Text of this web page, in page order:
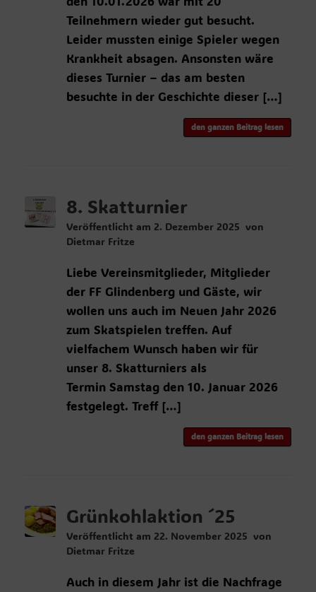
Teilnehmern wieder gut besucht.
Leider mussten einige Spieler wegen
Krankheit absagen. Ansonsten wäre
dieses Turnier – das am besten
besuchte in der Geschichte dieser […]
den ganzen Beitrag lesen
8. Skatturnier
Veröffentlicht am 2. Dezember 2025 von
Dietmar Fritze
Liebe Vereinsmitglieder, Mitglieder
der FF Glindenberg und Gäste, wir
wollen uns auch im Neuen Jahr 2026
zum Skatspielen treffen. Auf
vielfachem Wunsch haben wir für
unser 8. Skatturniers als
Termin Samstag den 10. Januar 2026
festgelegt. Treff […]
den ganzen Beitrag lesen
Grünkohlaktion ´25
Veröffentlicht am 22. November 2025 von
Dietmar Fritze
Auch in diesem Jahr ist die Nachfrage